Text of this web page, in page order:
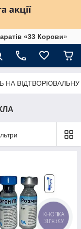
«33 Корови»
НА
КНОПКА
ЗВ'ЯЗКУ